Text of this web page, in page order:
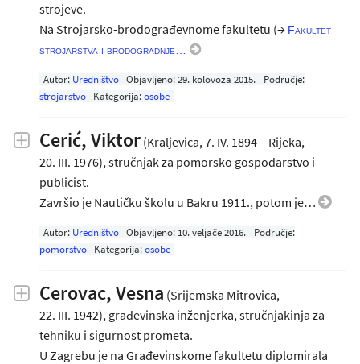
strojeve.
Na Strojarsko-brodograđevnome fakultetu (→ Fakultet
strojarstva i brodogradnje…
Autor: Uredništvo Objavljeno:29. kolovoza 2015.
Područje:
strojarstvo
Kategorija:osobe
Cerić, Viktor (Kraljevica, 7. IV. 1894 – Rijeka,
20. III. 1976), stručnjak za pomorsko gospodarstvo i
publicist.
Završio je Nautičku školu u Bakru 1911., potom je…
Autor: Uredništvo Objavljeno: 10. veljače 2016.
Područje:
pomorstvo
Kategorija:osobe
Cerovac, Vesna (Srijemska Mitrovica,
22. III. 1942), građevinska inženjerka, stručnjakinja za
tehniku i sigurnost prometa.
U Zagrebu je na Građevinskome fakultetu diplomirala